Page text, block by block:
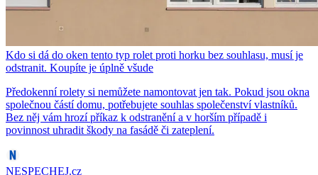
Kdo si dá do oken tento typ rolet proti horku bez souhlasu, musí je
odstranit. Koupíte je úplně všude
Předokenní rolety si nemůžete namontovat jen tak. Pokud jsou okna
společnou částí domu, potřebujete souhlas společenství vlastníků.
Bez něj vám hrozí příkaz k odstranění a v horším případě i
povinnost uhradit škody na fasádě či zateplení.
NESPECHEJ.cz